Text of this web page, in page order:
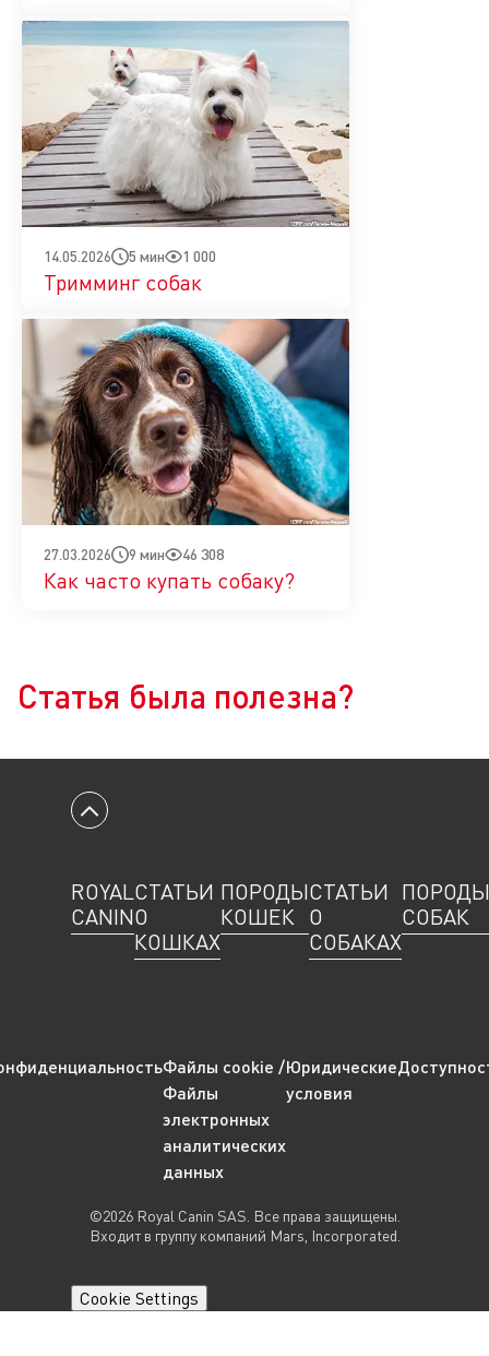
14.05.2026 5 мин 1 000
Тримминг собак
27.03.2026 9 мин 46 308
Как часто купать собаку?
Статья была полезна?
Вернуться к началу
ROYAL
CANIN
СТАТЬИ
О
КОШКАХ
ПОРОДЫ
КОШЕК
СТАТЬИ
О
СОБАКАХ
ПОРОДЫ
СОБАК
Файлы cookie /
Файлы
электронных
аналитических
данных
Юридические
условия
©2026 Royal Canin SAS. Все права защищены.
Входит в группу компаний Mars, Incorporated.
Cookie Settings